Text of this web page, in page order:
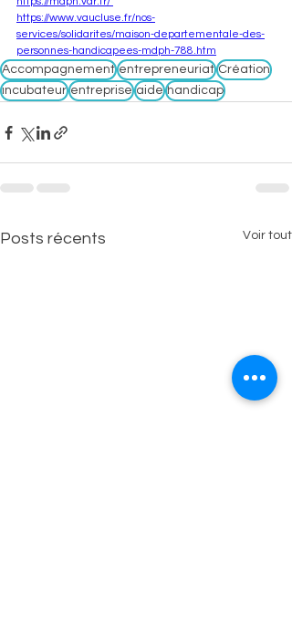
https://www.vaucluse.fr/nos-
services/solidarites/maison-departementale-des-
personnes-handicapees-mdph-788.htm
Accompagnement entrepreneuriat Création
incubateur entreprise aide handicap
Posts récents Voir tout